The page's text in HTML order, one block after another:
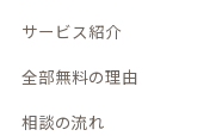
サービス紹介
全部無料の理由
相談の流れ